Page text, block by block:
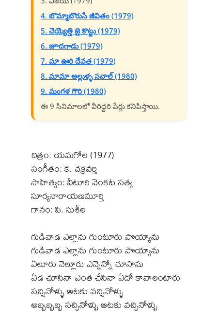
4. బొమ్మాబొరుసే జీవితం (1979)
5. చెయ్యెత్తి జై కొట్టు (1979)
6. జూదగాడు (1979)
7. మా ఊరి దేవత (1979)
8. మామా అల్లుళ్ళ సవాల్ (1980)
9. మంగళ గౌరి (1980)
ఈ 9 సినిమాలలో వీరిద్దరి పేర్లు కనిపిస్తాయి.
చిత్రం: యమగోల (1977)
సంగీతం: కె. చక్రవర్తి
సాహిత్యం: వీటూరి వెంకట సత్య
సూర్యనారాయణమూర్తి
గానం: పి. సుశీల
గుడివాడ ఎల్లాను గుంటూరు పొయ్యాను
గుడివాడ ఎల్లాను గుంటూరు పొయ్యాను
ఏలూరు నెల్లూరు ఎన్నెన్నో చూసాను
ఏడ చూసినా ఎంత చేసినా ఏదో కావాలంటారు
సచ్చినోళ్ళు ఆటకు వచ్చినోళ్ళు
అబ్బబ్బబ్బ సచ్చినోళ్ళు ఆటకు వచ్చినోళ్ళు